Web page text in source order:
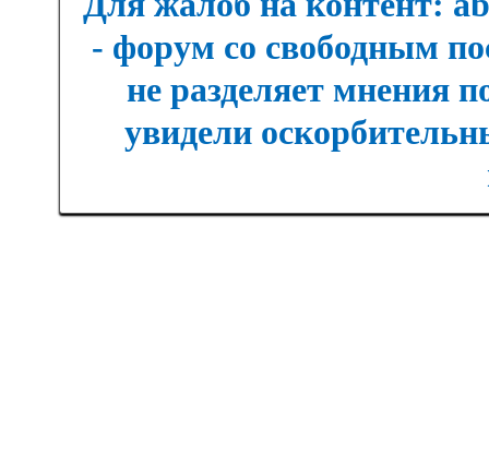
- форум со свободным
не разделяет мнения
увидели